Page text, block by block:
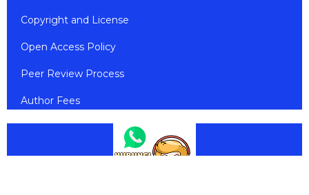
Copyright and License
Open Access Policy
Peer Review Process
Author Fees